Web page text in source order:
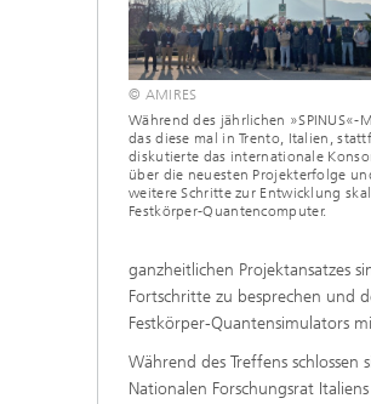
© AMIRES
Während des jährlichen »SPINUS«-
das diese mal in Trento, Italien,
diskutierte das internationale
über die neuesten Projekterfolge
weitere Schritte zur Entwicklung
Festkörper-Quantencomputer.
ganzheitlichen Projektansatzes
Fortschritte zu besprechen und
Festkörper-Quantensimulators
Während des Treffens
Nationalen Forschungsrat